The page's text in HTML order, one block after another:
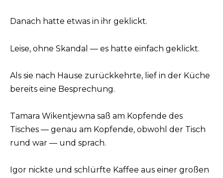
Danach hatte etwas in ihr geklickt.
Leise, ohne Skandal — es hatte einfach geklickt.
Als sie nach Hause zurückkehrte, lief in der Küche
bereits eine Besprechung.
Tamara Wikentjewna saß am Kopfende des
Tisches — genau am Kopfende, obwohl der Tisch
rund war — und sprach.
Igor nickte und schlürfte Kaffee aus einer großen